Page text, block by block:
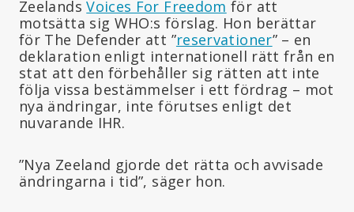
ZeelandsVoices For Freedom för att
motsätta sig WHO:s förslag. Hon berättar
för The Defender att ”reservationer” – en
deklaration enligt internationell rätt från en
stat att den förbehåller sig rätten att inte
följa vissa bestämmelser i ett fördrag – mot
nya ändringar, inte förutses enligt det
nuvarande IHR.
”Nya Zeeland gjorde det rätta och avvisade
ändringarna i tid”, säger hon.